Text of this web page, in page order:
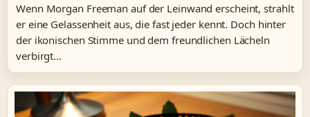
Wenn Morgan Freeman auf der Leinwand erscheint, strahlt
er eine Gelassenheit aus, die fast jeder kennt. Doch hinter
der ikonischen Stimme und dem freundlichen Lächeln
verbirgt…